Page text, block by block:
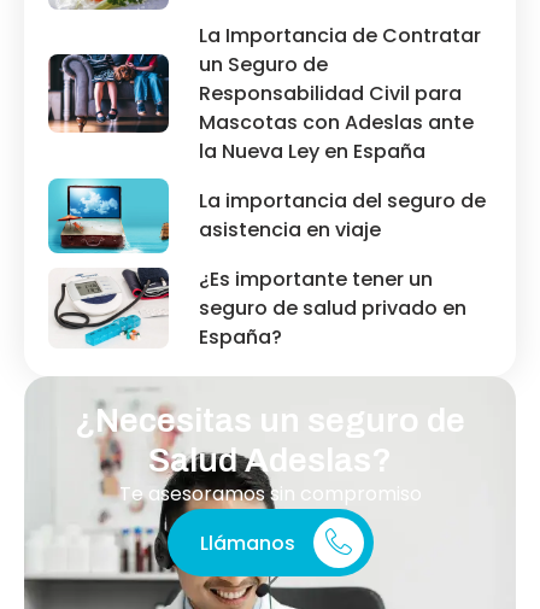
La Importancia de Contratar
un Seguro de
Responsabilidad Civil para
Mascotas con Adeslas ante
la Nueva Ley en España
La importancia del seguro de
asistencia en viaje
¿Es importante tener un
seguro de salud privado en
España?
¿Necesitas un seguro de
Salud Adeslas?
Te asesoramos sin compromiso
Llámanos